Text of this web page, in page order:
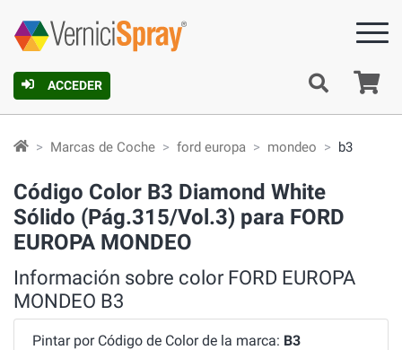
ACCEDER
Marcas de Coche ford europa mondeo b3
Código Color B3 Diamond White
Sólido (Pág.315/Vol.3) para FORD
EUROPA MONDEO
Información sobre color FORD EUROPA
MONDEO B3
Pintar por Código de Color de la marca: B3